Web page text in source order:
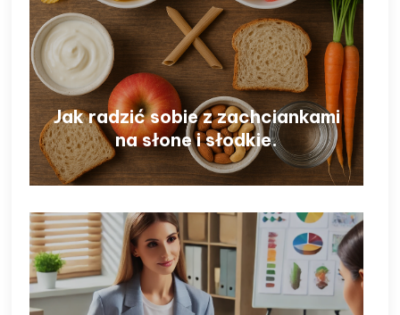
Jak radzić sobie z zachciankami
na słone i słodkie.